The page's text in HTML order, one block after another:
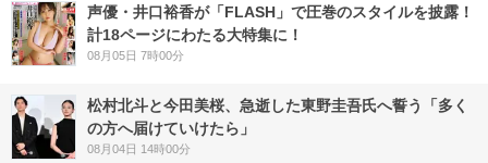
声優・井口裕香が「FLASH」で圧巻のスタイルを披露！
計18ページにわたる大特集に！
08月05日 7時00分
松村北斗と今田美桜、急逝した東野圭吾氏へ誓う「多く
の方へ届けていけたら」
08月04日 14時00分